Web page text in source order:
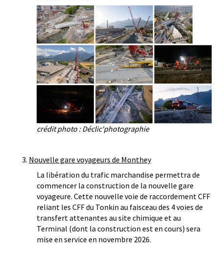
crédit photo : Déclic'photographie
3. Nouvelle gare voyageurs de Monthey
La libération du trafic marchandise permettra de
commencer la construction de la nouvelle gare
voyageure. Cette nouvelle voie de raccordement CFF
reliant les CFF du Tonkin au faisceau des 4 voies de
transfert attenantes au site chimique et au
Terminal (dont la construction est en cours) sera
mise en service en novembre 2026.